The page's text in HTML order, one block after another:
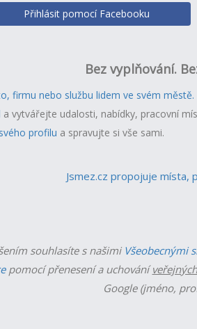
Přihlásit pomocí Facebooku
Bez vyplňování.
firmu nebo službu lidem ve svém městě.
a vytvářejte udalosti, nabídky, pracovní
profilu a spravujte si vše sami.
Jsmez.cz propojuje místa,
souhlasíte s našimi Všeobecnými
pomocí přenesení a uchování
Google (jméno,